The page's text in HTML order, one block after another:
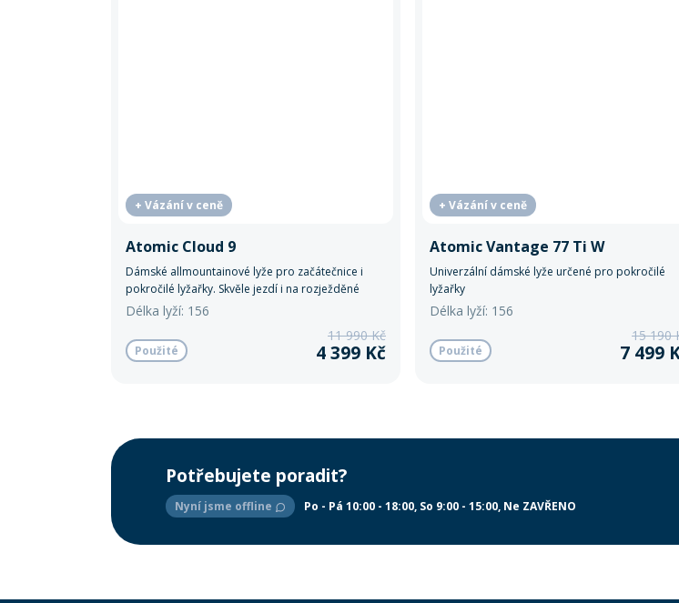
+ Vázání v ceně
Atomic Cloud 9
Dámské allmountainové lyže pro začátečnice i
pokročilé lyžařky. Skvěle jezdí i na rozježděné
sjezdovce.
Délka lyží: 156
Použité
11 990 Kč
4 399 Kč
+ Vázání v ceně
Atomic Vantage 77 Ti W
Univerzální dámské lyže určené pro pokročilé
lyžařky
Délka lyží: 156
Použité
15 190
7 499
Potřebujete poradit?
Nyní jsme offline Po - Pá 10:00 - 18:00 So 9:00 - 15:00 Ne ZAVŘENO